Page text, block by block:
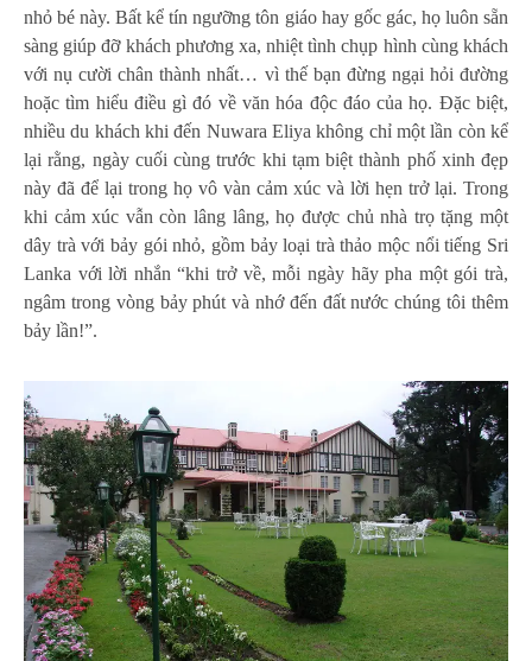
nhỏ bé này. Bất kể tín ngưỡng tôn giáo hay gốc gác, họ luôn sẵn
sàng giúp đỡ khách phương xa, nhiệt tình chụp hình cùng khách
với nụ cười chân thành nhất… vì thế bạn đừng ngại hỏi đường
hoặc tìm hiểu điều gì đó về văn hóa độc đáo của họ. Đặc biệt,
nhiều du khách khi đến Nuwara Eliya không chỉ một lần còn kể
lại rằng, ngày cuối cùng trước khi tạm biệt thành phố xinh đẹp
này đã để lại trong họ vô vàn cảm xúc và lời hẹn trở lại. Trong
khi cảm xúc vẫn còn lâng lâng, họ được chủ nhà trọ tặng một
dây trà với bảy gói nhỏ, gồm bảy loại trà thảo mộc nổi tiếng Sri
Lanka với lời nhắn “khi trở về, mỗi ngày hãy pha một gói trà,
ngâm trong vòng bảy phút và nhớ đến đất nước chúng tôi thêm
bảy lần!”.